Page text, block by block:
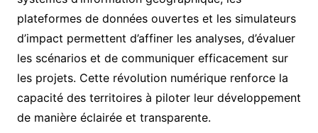
plateformes de données ouvertes et les simulateurs
d’impact permettent d’affiner les analyses, d’évaluer
les scénarios et de communiquer efficacement sur
les projets. Cette révolution numérique renforce la
capacité des territoires à piloter leur développement
de manière éclairée et transparente.